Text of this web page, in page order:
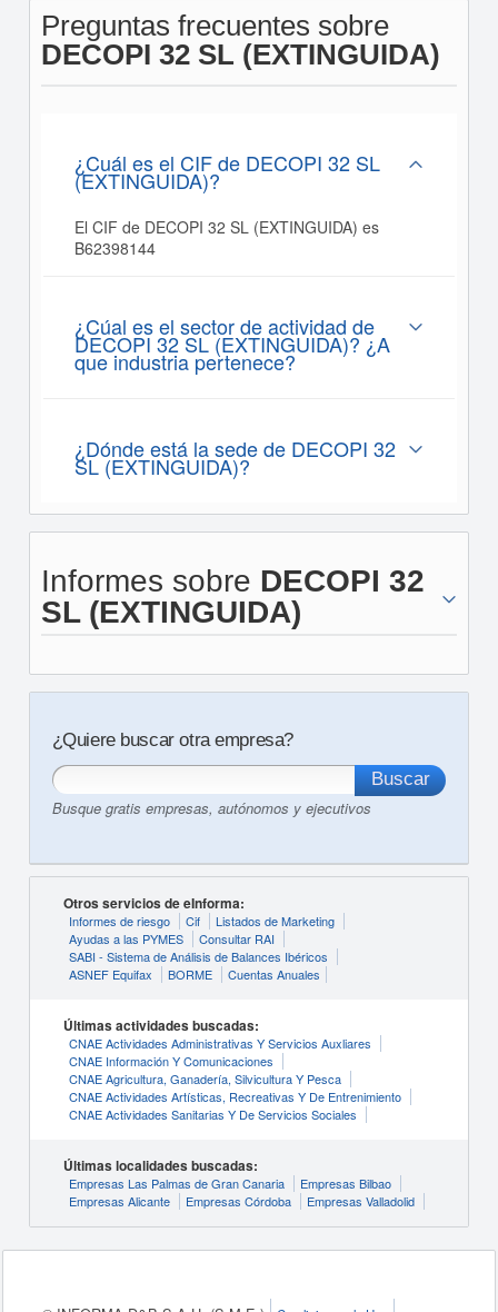
Preguntas frecuentes sobre
DECOPI 32 SL (EXTINGUIDA)
¿Cuál es el CIF de DECOPI 32 SL
(EXTINGUIDA)?
El CIF de DECOPI 32 SL (EXTINGUIDA) es
B62398144
¿Cúal es el sector de actividad de
DECOPI 32 SL (EXTINGUIDA)? ¿A
que industria pertenece?
¿Dónde está la sede de DECOPI 32
SL (EXTINGUIDA)?
Informes sobre DECOPI 32
SL (EXTINGUIDA)
¿Quiere buscar otra empresa?
Busque gratis empresas, autónomos y ejecutivos
Otros servicios de eInforma:
Informes de riesgo Cif
Listados de Marketing
Ayudas a las PYMES
Consultar RAI
SABI - Sistema de Análisis de Balances Ibéricos
ASNEF Equifax
BORME Cuentas Anuales
Últimas actividades buscadas:
CNAE Actividades Administrativas Y Servicios Auxliares
CNAE Información Y Comunicaciones
CNAE Agricultura, Ganadería, Silvicultura Y Pesca
CNAE Actividades Artísticas, Recreativas Y De Entrenimiento
CNAE Actividades Sanitarias Y De Servicios Sociales
Últimas localidades buscadas:
Empresas Las Palmas de Gran Canaria
Empresas Bilbao
Empresas Alicante
Empresas Córdoba Empresas Valladolid